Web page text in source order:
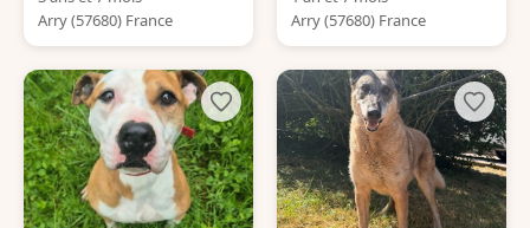
Arry (57680) France
Arry (57680) France